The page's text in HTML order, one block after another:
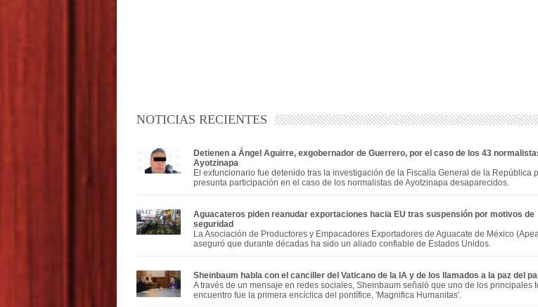
NOTICIAS RECIENTES
Detienen a Ángel Aguirre, exgobernador de Guerrero, por el caso de los 43
Ayotzinapa
El exfuncionario fue detenido tras la investigación de la Fiscalía General de la República
presunta participación en el caso de los normalistas de Ayotzinapa desaparecidos.
Aguacateros piden reanudar exportaciones hacia EU tras suspensión por motivos de
seguridad
La Asociación de Productores y Empacadores Exportadores de Aguacate de México
aseguró que durante décadas ha sido un aliado confiable de Estados Unidos.
Sheinbaum habla con el canciller del Vaticano de la IA y de los llamados a la paz del
A través de un mensaje en redes sociales, Sheinbaum señaló que uno de los principales
encuentro fue la primera encíclica del pontífice, 'Magnifica Humanitas'.